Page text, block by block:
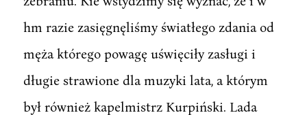
hm razie zasięgnęliśmy światłego zdania od
męża którego powagę uświęciły zasługi i
długie strawione dla muzyki lata, a którym
był również kapelmistrz Kurpiński. Lada